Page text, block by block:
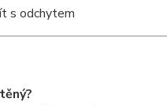
s odchytem